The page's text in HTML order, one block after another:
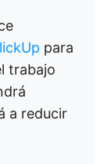
para
trabajo
a reducir